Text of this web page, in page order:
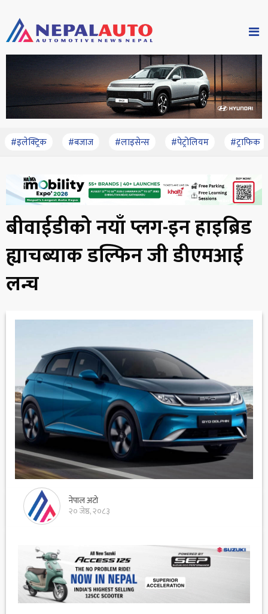
#इलेक्ट्रिक #बजाज #लाइसेन्स #पेट्रोलियम #ट्राफिक
बीवाईडीको नयाँ प्लग-इन हाइब्रिड
ह्याचब्याक डल्फिन जी डीएमआई
लन्च
नेपाल अटो
२० जेष्ठ, २०८३